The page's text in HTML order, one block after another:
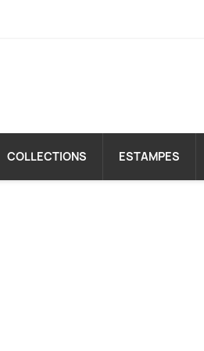
COLLECTIONS ESTAMPES